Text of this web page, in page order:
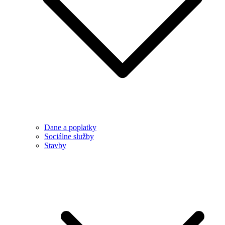
Dane a poplatky
Sociálne služby
Stavby